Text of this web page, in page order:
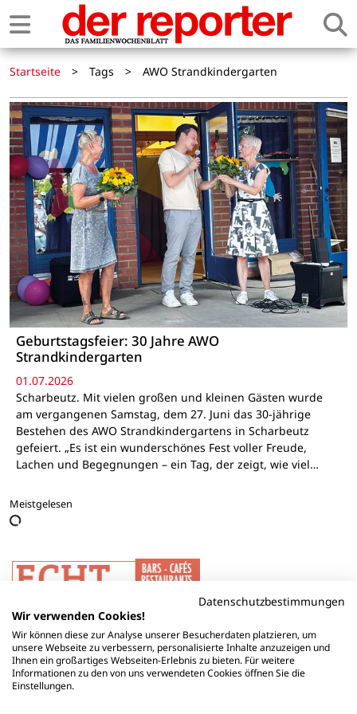
Startseite > Tags > AWO Strandkindergarten
Geburtstagsfeier: 30 Jahre AWO
Strandkindergarten
01.07.2026
Scharbeutz. Mit vielen großen und kleinen Gästen wurde
am vergangenen Samstag, dem 27. Juni das 30-jährige
Bestehen des AWO Strandkindergartens in Scharbeutz
gefeiert. „Es ist ein wunderschönes Fest voller Freude,
Lachen und Begegnungen – ein Tag, der zeigt, wie viel…
Meistgelesen
Datenschutzbestimmungen
Wir verwenden Cookies!
Wir können diese zur Analyse unserer Besucherdaten platzieren, um
unsere Webseite zu verbessern, personalisierte Inhalte anzuzeigen und
Ihnen ein großartiges Webseiten-Erlebnis zu bieten. Für weitere
Informationen zu den von uns verwendeten Cookies öffnen Sie die
Einstellungen.